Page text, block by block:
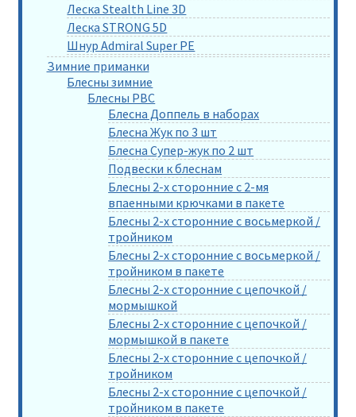
Леска Stealth Line 3D
Леска STRONG 5D
Шнур Admiral Super PE
Зимние приманки
Блесны зимние
Блесны РВС
Блесна Доппель в наборах
Блесна Жук по 3 шт
Блесна Супер-жук по 2 шт
Подвески к блеснам
Блесны 2-х сторонние с 2-мя
впаенными крючками в пакете
Блесны 2-х сторонние с восьмеркой /
тройником
Блесны 2-х сторонние с восьмеркой /
тройником в пакете
Блесны 2-х сторонние с цепочкой /
мормышкой
Блесны 2-х сторонние с цепочкой /
мормышкой в пакете
Блесны 2-х сторонние с цепочкой /
тройником
Блесны 2-х сторонние с цепочкой /
тройником в пакете